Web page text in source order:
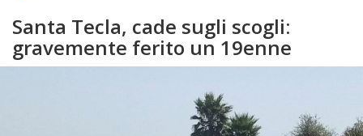
Santa Tecla, cade sugli scogli:
gravemente ferito un 19enne